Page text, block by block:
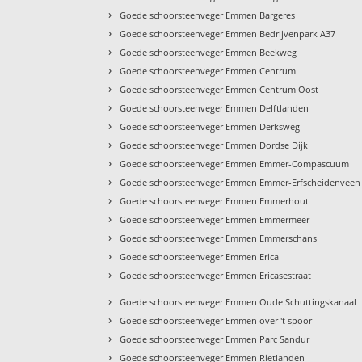
› Goede schoorsteenveger Emmen Bargeres
› Goede schoorsteenveger Emmen Bedrijvenpark A37
› Goede schoorsteenveger Emmen Beekweg
› Goede schoorsteenveger Emmen Centrum
› Goede schoorsteenveger Emmen Centrum Oost
› Goede schoorsteenveger Emmen Delftlanden
› Goede schoorsteenveger Emmen Derksweg
› Goede schoorsteenveger Emmen Dordse Dijk
› Goede schoorsteenveger Emmen Emmer-Compascuum
› Goede schoorsteenveger Emmen Emmer-Erfscheidenveen
› Goede schoorsteenveger Emmen Emmerhout
› Goede schoorsteenveger Emmen Emmermeer
› Goede schoorsteenveger Emmen Emmerschans
› Goede schoorsteenveger Emmen Erica
› Goede schoorsteenveger Emmen Ericasestraat
› Goede schoorsteenveger Emmen Oude Schuttingskanaal
› Goede schoorsteenveger Emmen over 't spoor
› Goede schoorsteenveger Emmen Parc Sandur
› Goede schoorsteenveger Emmen Rietlanden